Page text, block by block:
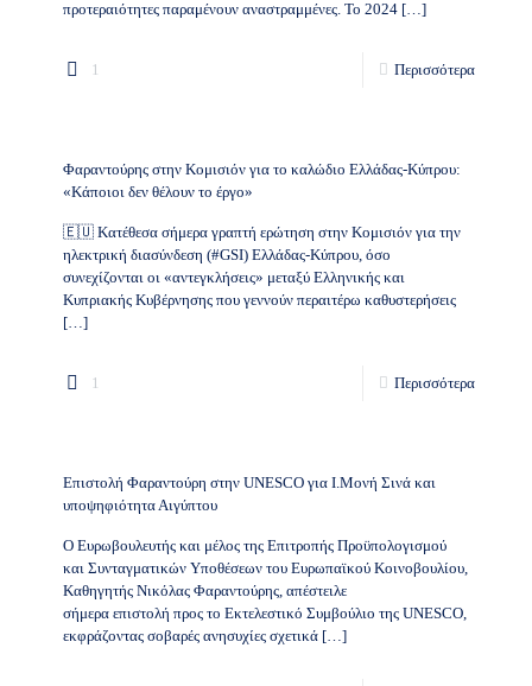
προτεραιότητες παραμένουν αναστραμμένες. Το 2024 […]
1 Περισσότερα
Φαραντούρης στην Κομισιόν για το καλώδιο Ελλάδας-Κύπρου:
«Κάποιοι δεν θέλουν το έργο»
🇪🇺 Κατέθεσα σήμερα γραπτή ερώτηση στην Κομισιόν για την
ηλεκτρική διασύνδεση (#GSI) Ελλάδας-Κύπρου, όσο
συνεχίζονται οι «αντεγκλήσεις» μεταξύ Ελληνικής και
Κυπριακής Κυβέρνησης που γεννούν περαιτέρω καθυστερήσεις
[…]
1 Περισσότερα
Επιστολή Φαραντούρη στην UNESCO για Ι.Μονή Σινά και
υποψηφιότητα Αιγύπτου
Ο Ευρωβουλευτής και μέλος της Επιτροπής Προϋπολογισμού
και Συνταγματικών Υποθέσεων του Ευρωπαϊκού Κοινοβουλίου,
Καθηγητής Νικόλας Φαραντούρης, απέστειλε
σήμερα επιστολή προς το Εκτελεστικό Συμβούλιο της UNESCO,
εκφράζοντας σοβαρές ανησυχίες σχετικά […]